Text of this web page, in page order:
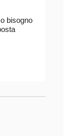
bisogno